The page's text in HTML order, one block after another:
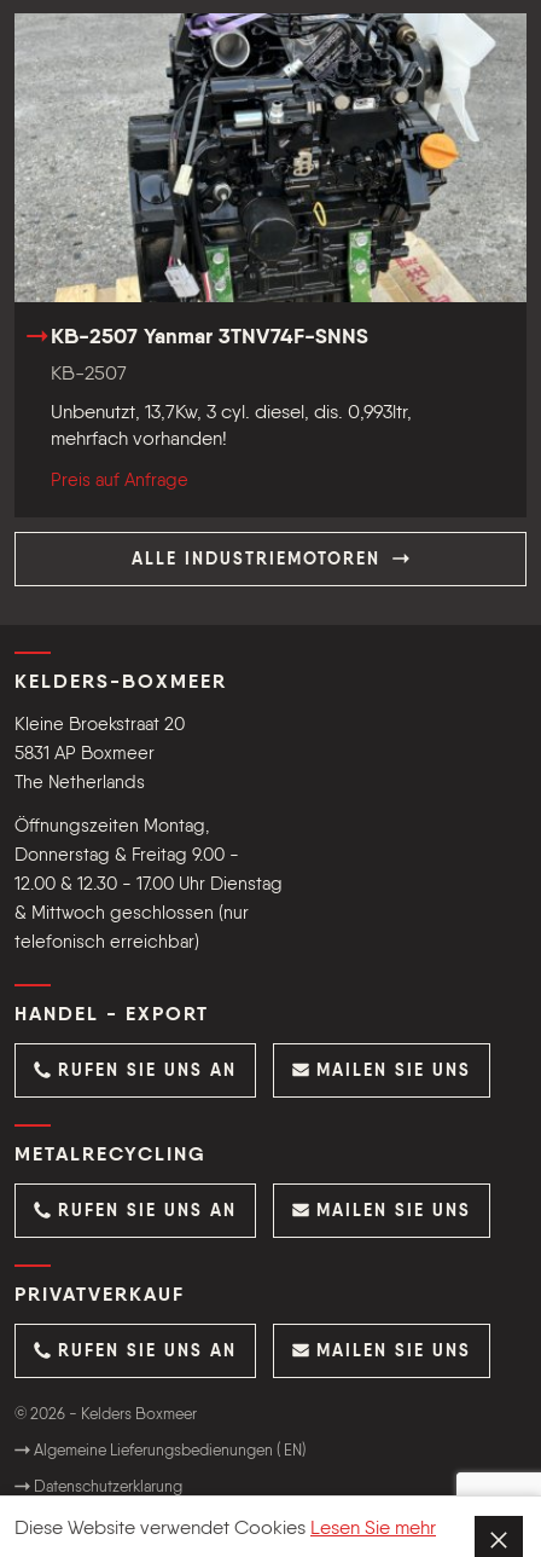
KB-2507 Yanmar 3TNV74F-SNNS
KB-2507
Unbenutzt, 13,7Kw, 3 cyl. diesel, dis. 0,993ltr,
mehrfach vorhanden!
Preis auf Anfrage
ALLE INDUSTRIEMOTOREN
Diese Website verwendet Cookies Lesen Sie mehr
KELDERS-BOXMEER
Kleine Broekstraat 20
5831 AP Boxmeer
The Netherlands
Öffnungszeiten Montag,
Donnerstag & Freitag 9.00 -
12.00 & 12.30 - 17.00 Uhr Dienstag
& Mittwoch geschlossen (nur
telefonisch erreichbar)
HANDEL - EXPORT
RUFEN SIE UNS AN MAILEN SIE UNS
METALRECYCLING
RUFEN SIE UNS AN MAILEN SIE UNS
PRIVATVERKAUF
RUFEN SIE UNS AN MAILEN SIE UNS
© 2026 - Kelders Boxmeer
Algemeine Lieferungsbedienungen ( EN)
Datenschutzerklarung
Website:OrangeTalent